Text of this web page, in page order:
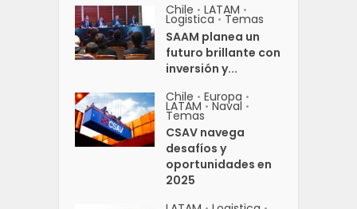
Chile • LATAM •
Logistica • Temas
SAAM planea un
futuro brillante con
inversión y...
Chile • Europa •
LATAM • Naval •
Temas
CSAV navega
desafíos y
oportunidades en
2025